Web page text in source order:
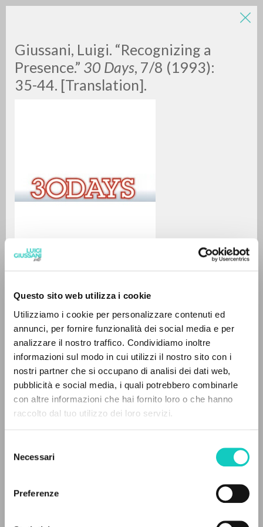
Questo sito web utilizza i cookie
Utilizziamo i cookie per personalizzare contenuti ed
annunci, per fornire funzionalità dei social media e per
analizzare il nostro traffico. Condividiamo inoltre
informazioni sul modo in cui utilizzi il nostro sito con i
nostri partner che si occupano di analisi dei dati web,
pubblicità e social media, i quali potrebbero combinarle
con altre informazioni che hai fornito loro o che hanno
raccolto dal tuo utilizzo dei loro servizi.
delNecessari
Preferenze
Giussani, Luigi. “Recognizing a
Presence.” 30 Days, 7/8 (1993):
35-44. [Translation].
Giussani Luigi
Inglés
30 Days
1993
Páginas: 9
LUIGI
GIUSSANI
BÚSQUEDA AVANZADA »
0DOCUMENTOS ENCONTRADOS
RESULTADOS SUCESIVOS